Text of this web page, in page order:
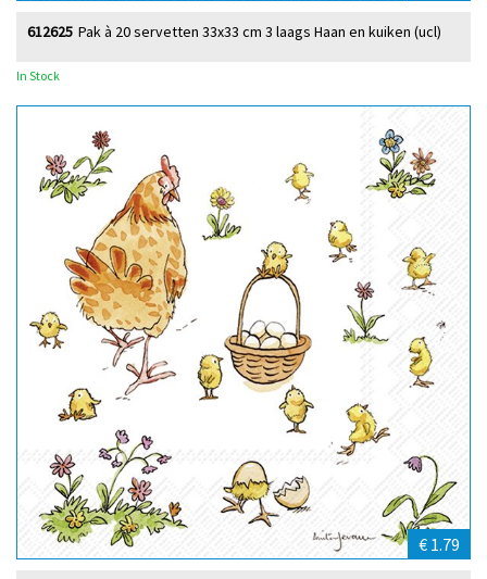
Pak à 20 servetten 33x33 cm 3 laags Haan en kuiken (ucl)
612625
In Stock
€ 1.79